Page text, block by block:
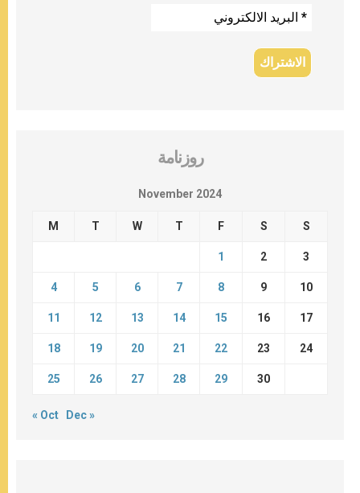
روزنامة
November 2024
M T W T F S S
1 2 3
4 5 6 7 8 9 10
11 12 13 14 15 16 17
18 19 20 21 22 23 24
25 26 27 28 29 30
« Oct Dec »